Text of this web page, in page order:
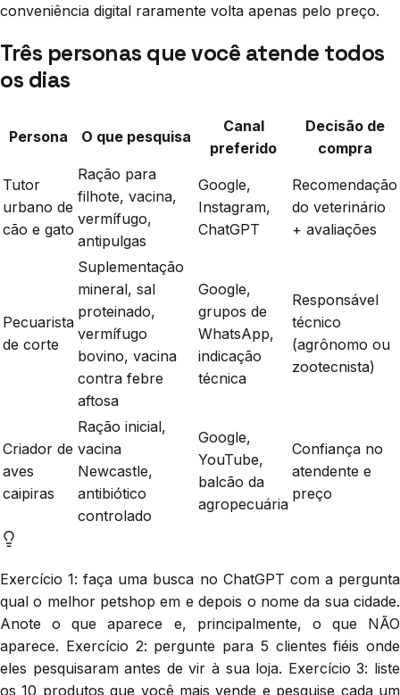
conveniência digital raramente volta apenas pelo preço.
Três personas que você atende todos
os dias
Persona O que pesquisa
Canal
preferido
Decisão de
compra
Tutor
urbano de
cão e gato
Ração para
filhote, vacina,
vermífugo,
antipulgas
Google,
Instagram,
ChatGPT
Recomendação
do veterinário
+ avaliações
Pecuarista
de corte
Suplementação
mineral, sal
proteinado,
vermífugo
bovino, vacina
contra febre
aftosa
Google,
grupos de
WhatsApp,
indicação
técnica
Responsável
técnico
(agrônomo ou
zootecnista)
Criador de
aves
caipiras
Ração inicial,
vacina
Newcastle,
antibiótico
controlado
Google,
YouTube,
balcão da
agropecuária
Confiança no
atendente e
preço
Exercício 1: faça uma busca no ChatGPT com a pergunta
qual o melhor petshop em e depois o nome da sua cidade.
Anote o que aparece e, principalmente, o que NÃO
aparece. Exercício 2: pergunte para 5 clientes fiéis onde
eles pesquisaram antes de vir à sua loja. Exercício 3: liste
os 10 produtos que você mais vende e pesquise cada um